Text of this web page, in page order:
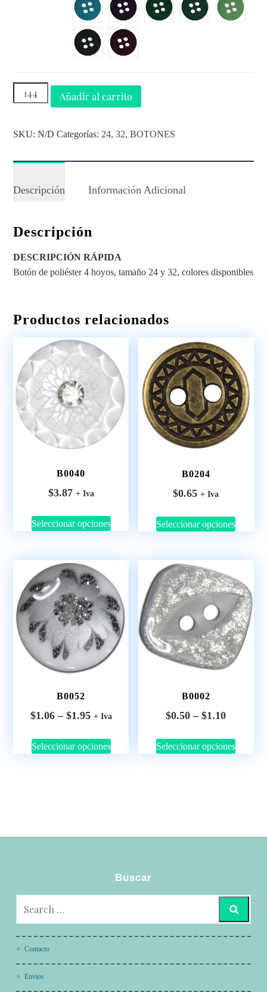
Añadir al carrito
SKU:N/D Categorías: 24,32,BOTONES
Descripción Información Adicional
Descripción
DESCRIPCIÓN RÁPIDA
Botón de poliéster 4 hoyos, tamaño 24 y 32, colores disponibles
Productos relacionados
B0040
$3.87 + Iva
Seleccionar opciones
B0204
$0.65 + Iva
Seleccionar opciones
B0052
$1.06 – $1.95 + Iva
Seleccionar opciones
B0002
$0.50 – $1.10
Seleccionar opciones
Buscar
Contacto
Envios